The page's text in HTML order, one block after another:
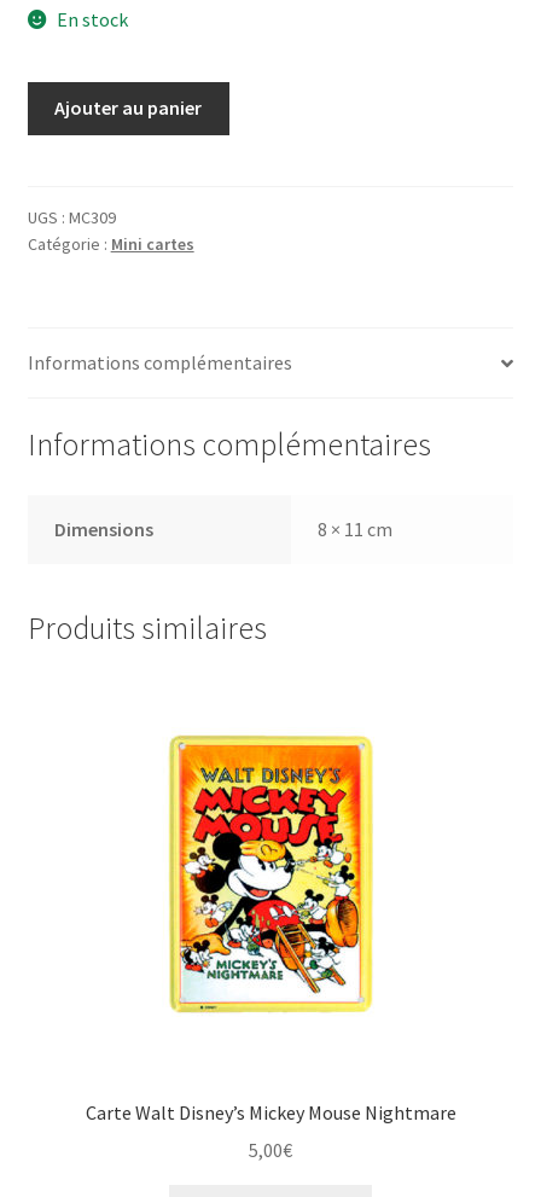
En stock
Pelican
Ajouter au panier
UGS : MC309
Catégorie : Mini cartes
Informations complémentaires
Informations complémentaires
Dimensions 8 × 11 cm
Produits similaires
Carte Walt Disney’s Mickey Mouse Nightmare
5,00€